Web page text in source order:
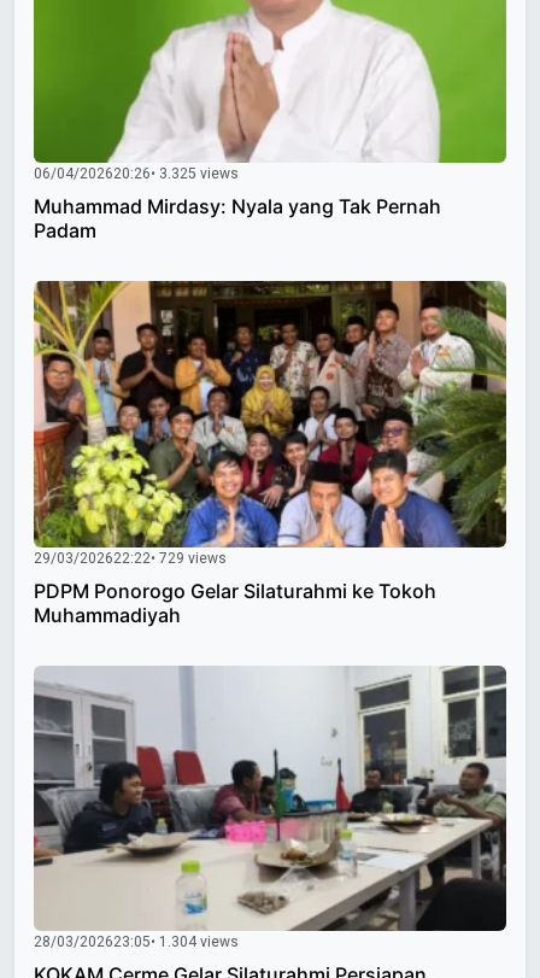
06/04/202620:26• 3.325 views
Muhammad Mirdasy: Nyala yang Tak Pernah
Padam
29/03/202622:22• 729 views
PDPM Ponorogo Gelar Silaturahmi ke Tokoh
Muhammadiyah
28/03/202623:05• 1.304 views